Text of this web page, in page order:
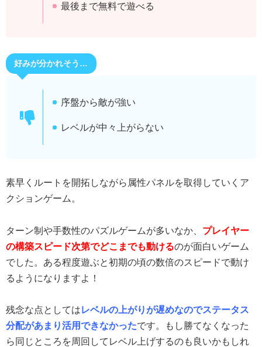
最後まで無料で遊べる
好みが分かれそう…
序盤から敵が強い
レベルが中々上がらない
素早くルートを開拓しながら属性パネルを取得していくア
クションゲーム。
ターン制や手数性のパズルゲームが多いなか、 プレイヤー
の構築スピード次第でどこまでも動けるのが面白いゲーム
でした。ある程度遊ぶと初期の頃の数倍のスピードで動け
るようになりますよ！
残念な点としてはレベルの上がりが遅めなのでステータス
分配があまり活用できなかったです。もし勝てなくなった
ら同じところを周回してレベル上げするのも良いかもしれ